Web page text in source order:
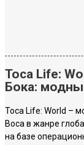
Toca Life:
Бока:
Toca Life: World –
Boca в жанре
на базе